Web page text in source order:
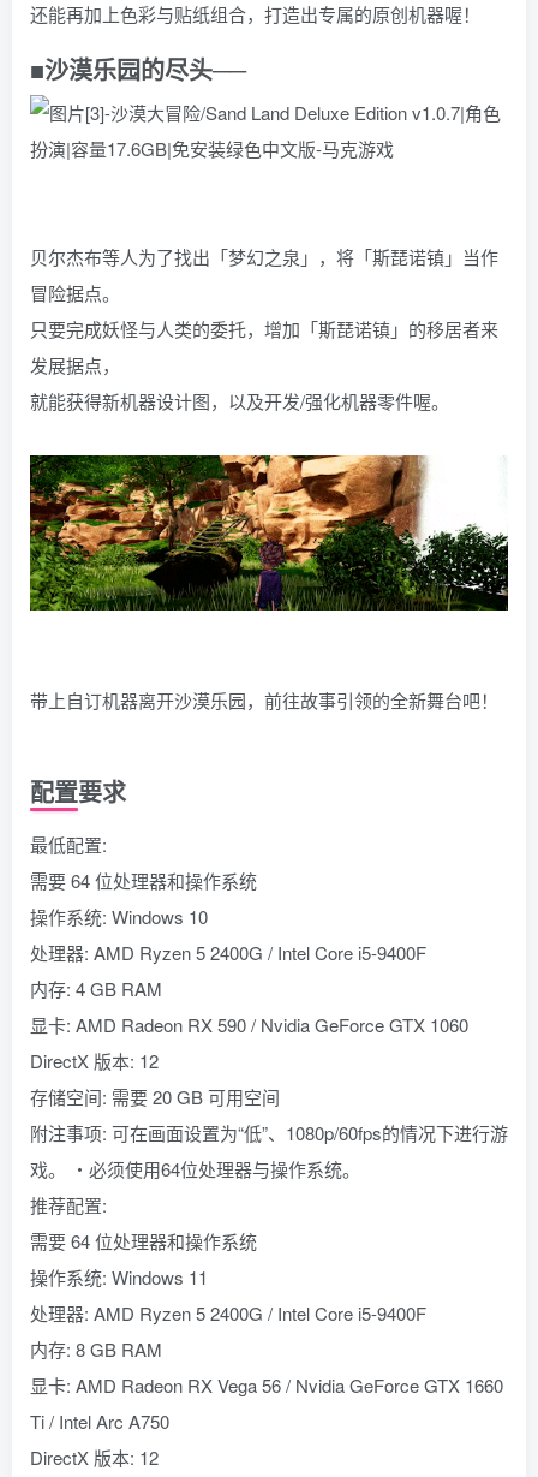
还能再加上色彩与贴纸组合，打造出专属的原创机器喔！
■沙漠乐园的尽头──
贝尔杰布等人为了找出「梦幻之泉」，将「斯琵诺镇」当作
冒险据点。
只要完成妖怪与人类的委托，增加「斯琵诺镇」的移居者来
发展据点，
就能获得新机器设计图，以及开发/强化机器零件喔。
带上自订机器离开沙漠乐园，前往故事引领的全新舞台吧！
配置要求
最低配置:
需要 64 位处理器和操作系统
操作系统: Windows 10
处理器: AMD Ryzen 5 2400G / Intel Core i5-9400F
内存: 4 GB RAM
显卡: AMD Radeon RX 590 / Nvidia GeForce GTX 1060
DirectX 版本: 12
存储空间: 需要 20 GB 可用空间
附注事项: 可在画面设置为“低”、1080p/60fps的情况下进行游
戏。 ・必须使用64位处理器与操作系统。
推荐配置:
需要 64 位处理器和操作系统
操作系统: Windows 11
处理器: AMD Ryzen 5 2400G / Intel Core i5-9400F
内存: 8 GB RAM
显卡: AMD Radeon RX Vega 56 / Nvidia GeForce GTX 1660
Ti / Intel Arc A750
DirectX 版本: 12